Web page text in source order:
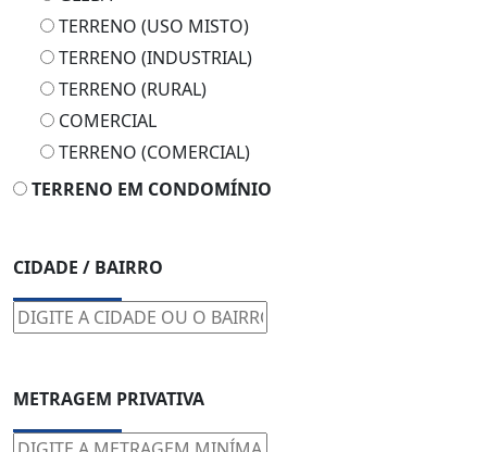
TERRENO (USO MISTO)
TERRENO (INDUSTRIAL)
TERRENO (RURAL)
COMERCIAL
TERRENO (COMERCIAL)
TERRENO EM CONDOMÍNIO
CIDADE / BAIRRO
METRAGEM PRIVATIVA